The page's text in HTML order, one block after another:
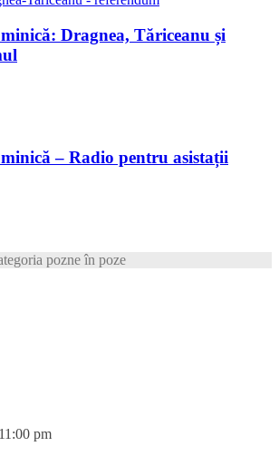
Dragnea, Tăriceanu și
– Radio pentru asistații
pozne în poze
pm